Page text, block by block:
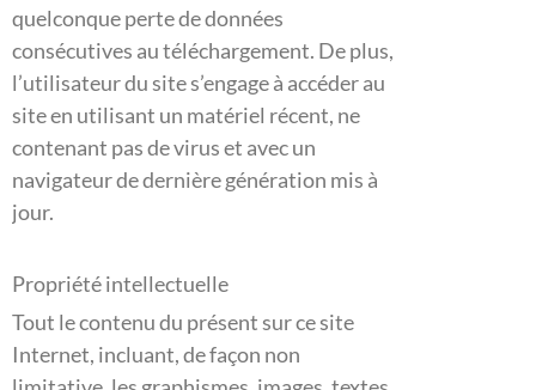
quelconque perte de données
consécutives au téléchargement. De plus,
l’utilisateur du site s’engage à accéder au
site en utilisant un matériel récent, ne
contenant pas de virus et avec un
navigateur de dernière génération mis à
jour.
Propriété intellectuelle
Tout le contenu du présent sur ce site
Internet, incluant, de façon non